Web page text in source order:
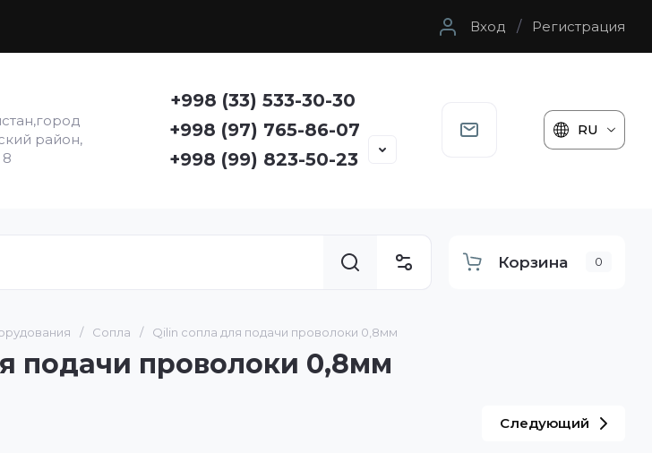
Вход / Регистрация
район,
+998 (33) 533-30-30
+998 (97) 765-86-07
+998 (99) 823-50-23
RU
Корзина 0
/ Сопла / Qilin сопла для подачи проволоки 0,8мм
подачи проволоки 0,8мм
Следующий